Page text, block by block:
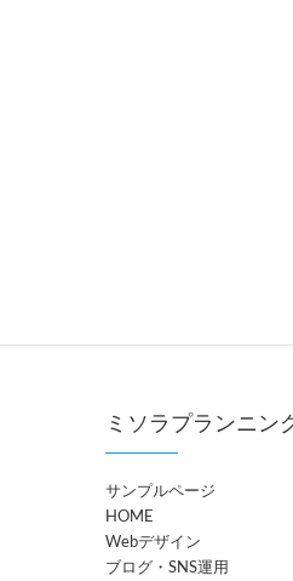
ミソラプランニン
サンプルページ
HOME
Webデザイン
ブログ・SNS運用